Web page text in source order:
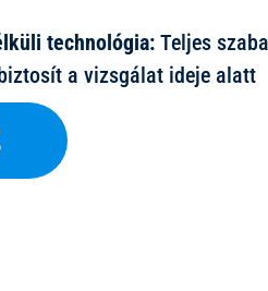
technológia: Teljes
a vizsgálat ideje alatt